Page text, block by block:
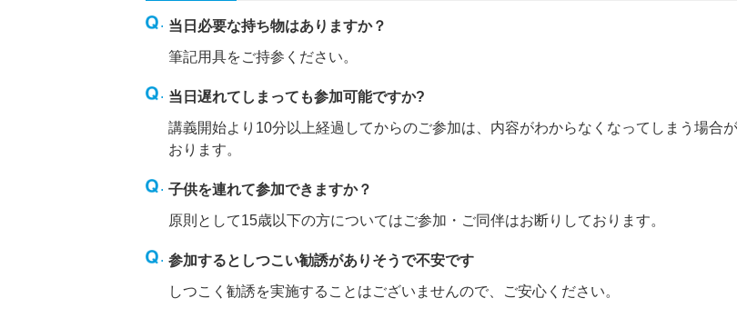
当日必要な持ち物はありますか？
筆記用具をご持参ください。
当日遅れてしまっても参加可能ですか?
講義開始より10分以上経過してからのご参加は、内容がわからなくなってしまう場合
おります。
子供を連れて参加できますか？
原則として15歳以下の方についてはご参加・ご同伴はお断りしております。
参加するとしつこい勧誘がありそうで不安です
しつこく勧誘を実施することはございませんので、ご安心ください。